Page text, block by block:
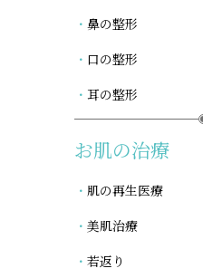
鼻の整形
口の整形
耳の整形
お肌の治療
肌の再生医療
美肌治療
若返り